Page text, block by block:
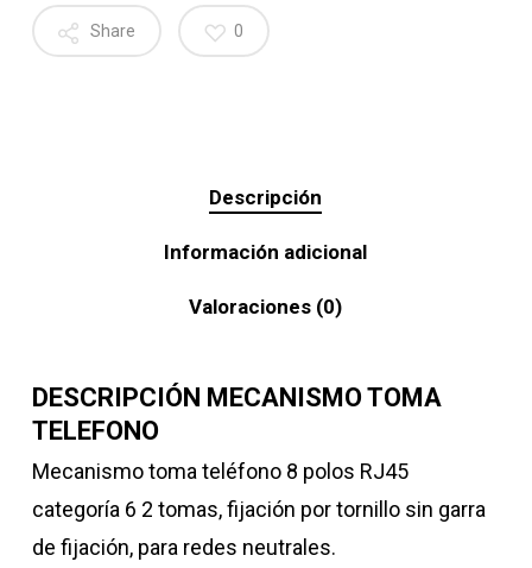
Share 0
Descripción
Información adicional
Valoraciones (0)
DESCRIPCIÓN MECANISMO TOMA
TELEFONO
Mecanismo toma teléfono 8 polos RJ45
categoría 6 2 tomas, fijación por tornillo sin garra
de fijación, para redes neutrales.